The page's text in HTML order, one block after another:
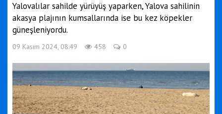
Yalovalılar sahilde yürüyüş yaparken, Yalova sahilinin
akasya plajının kumsallarında ise bu kez köpekler
güneşleniyordu.
09 Kasım 2024, 08:49 458 0